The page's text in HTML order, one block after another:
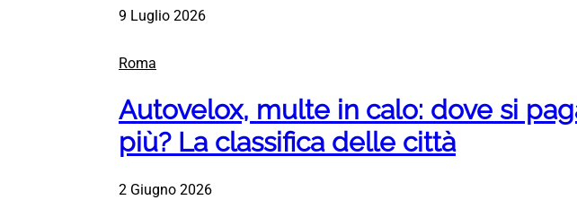
9 Luglio 2026
Roma
Autovelox, multe in calo: dove si
più? La classifica delle città
2 Giugno 2026